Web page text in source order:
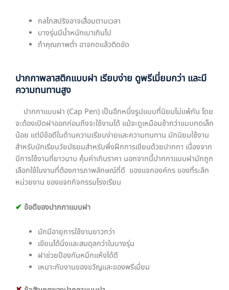
กลไกสปริงอาจเสื่อมตามเวลา
บางรุ่นมีน้ำหนักเบาเกินไป
ถ้าคุณภาพต่ำ อาจกดแล้วติดขัด
ปากกาพลาสติกแบบฝา เรียบง่าย ดูพรีเมี่ยมกว่า และมี
ความทนทานสูง
ปากกาแบบฝา (Cap Pen) เป็นอีกหนึ่งรูปแบบที่นิยมไม่แพ้กัน โดย
จะต้องเปิดฝาออกก่อนถึงจะใช้งานได้ แม้จะดูเหมือนช้ากว่าแบบกดเล็ก
น้อย แต่มีข้อดีในด้านความเรียบง่ายและความทนทาน มักนิยมใช้งาน
สำหรับนักเรียนวัยมัธยมสำหรับพึ่งฝึกการเขียนด้วยปากกา เนื่องจาก
มีการใช้งานที่ยาวนาน คุ้มค่าเกินราคา นอกจากนี้ปากกาแบบฝามักถูก
เลือกใช้ในงานที่ต้องการภาพลักษณ์ที่ดี ของแจกองค์กร ของที่ระลึก
หน่วยงาน ของแจกกิจกรรมโรงเรียน
✔ ข้อดีของปากกาแบบฝา
มักมีอายุการใช้งานยาวกว่า
เขียนได้นิ่งและสมดุลกว่าในบางรุ่น
ฝาช่วยป้องกันหมึกแห้งได้ดี
เหมาะกับงานของขวัญและของพรีเมี่ยม